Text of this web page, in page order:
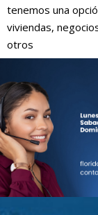
tenemos una
viviendas,
otros